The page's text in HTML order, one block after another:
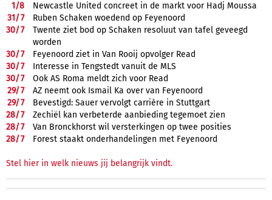
1/8
Newcastle United concreet in de markt voor Hadj Moussa
31/7
Ruben Schaken woedend op Feyenoord
30/7
Twente ziet bod op Schaken resoluut van tafel geveegd
worden
30/7
Feyenoord ziet in Van Rooij opvolger Read
30/7
Interesse in Tengstedt vanuit de MLS
30/7
Ook AS Roma meldt zich voor Read
29/7
AZ neemt ook Ismail Ka over van Feyenoord
29/7
Bevestigd: Sauer vervolgt carrière in Stuttgart
28/7
Zechiël kan verbeterde aanbieding tegemoet zien
28/7
Van Bronckhorst wil versterkingen op twee posities
28/7 Forest staakt onderhandelingen met Feyenoord
Stel hier in welk nieuws jij belangrijk vindt.